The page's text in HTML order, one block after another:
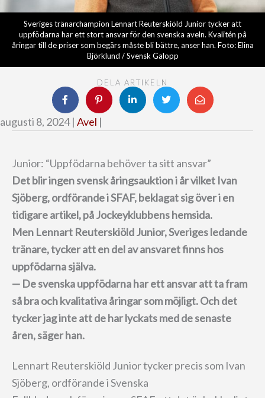
Sveriges tränarchampion Lennart Reuterskiöld Junior tycker att
uppfödarna har ett stort ansvar för den svenska aveln. Kvalitén på
åringar till de priser som begärs måste bli bättre, anser han. Foto: Elina
Björklund / Svensk Galopp
DELA ARTIKELN
augusti 8, 2024 | Avel |
Junior: “Uppfödarna behöver ta sitt ansvar”
Det blir ingen svensk åringsauktion i år vilket Ivan
Sjöberg, ordförande i SFAF, beklagat sig över i en
tidigare artikel, på Jockeyklubbens hemsida.
Men Lennart Reuterskiöld Junior, Sveriges ledande
tränare, tycker att en del av ansvaret finns hos
uppfödarna själva.
— De svenska uppfödarna har ett ansvar att ta fram
så bra och kvalitativa åringar som möjligt. Och det
tycker jag inte att de har lyckats med de senaste
åren, säger han.
Lennart Reuterskiöld Junior tycker precis som Ivan
Sjöberg, ordförande i Svenska